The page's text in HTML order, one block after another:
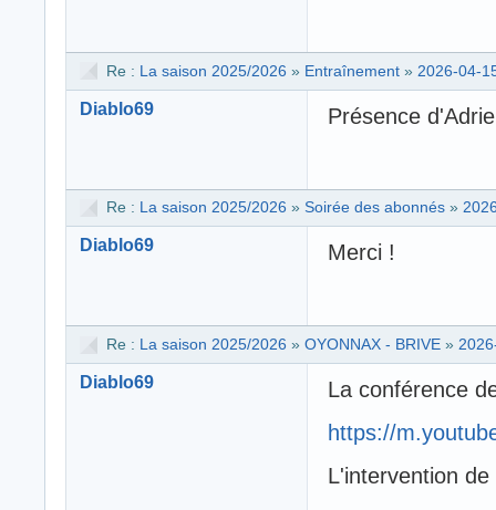
Re : La saison 2025/2026 » Entraînement » 2026-04-
Diablo69 Présence
Re : La saison 2025/2026 » Soirée des abonnés »
Diablo69 Merci !
Re : La saison 2025/2026 » OYONNAX - BRIVE »
Diablo69
La conférence
https://
L'intervention